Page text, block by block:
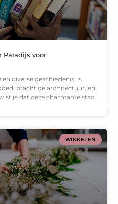
Paradijs voor
diverse geschiedenis, is
prachtige architectuur, en
je dat deze charmante stad
WINKELEN